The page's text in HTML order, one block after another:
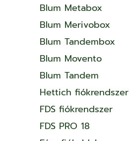
Blum Metabox
Blum Merivobox
Blum Tandembox
Blum Movento
Blum Tandem
Hettich fiókrendszer
FDS fiókrendszer
FDS PRO 18